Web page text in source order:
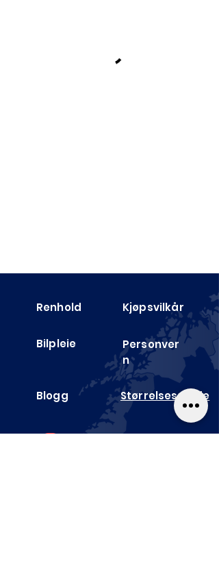
Renhold
Bilpleie
Blogg
Kjøpsvilkår
Personver
n
Størrelses­guide